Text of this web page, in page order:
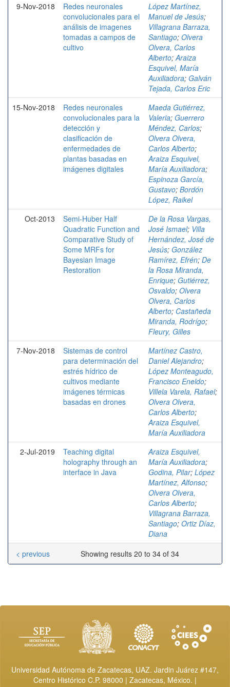
9-Nov-2018
Redes neuronales
convolucionales para el
análisis de imagenes
tomadas a campos de
cultivo
López Martínez,
Manuel de Jesús;
Villagrana Barraza,
Santiago; Olvera
Olvera, Carlos
Alberto; Araiza
Esquivel, María
Auxiliadora; Galván
Tejada, Carlos Eric
15-Nov-2018
Redes neuronales
convolucionales para la
detección y
clasificación de
enfermedades de
plantas basadas en
imágenes digitales
Maeda Gutiérrez,
Valeria; Guerrero
Méndez, Carlos;
Olvera Olvera,
Carlos Alberto;
Araiza Esquivel,
María Auxiliadora;
Espinoza García,
Gustavo; Bordón
López, Raikel
Oct-2013
Semi-Huber Half
Quadratic Function and
Comparative Study of
Some MRFs for
Bayesian Image
Restoration
De la Rosa Vargas,
José Ismael; Villa
Hernández, José de
Jesús; González
Ramírez, Efrén; De
la Rosa Miranda,
Enrique; Gutiérrez,
Osvaldo; Olvera
Olvera, Carlos
Alberto; Castañeda
Miranda, Rodrígo;
Fleury, Gilles
7-Nov-2018
Sistemas de control
para determinación del
estrés hídrico de
cultivos mediante
imágenes térmicas
basadas en drones
Martínez Castro,
Daniel Alejandro;
López Monteagudo,
Francisco Eneldo;
Villela Varela, Rafael;
Olvera Olvera,
Carlos Alberto;
Araiza Esquivel,
María Auxiliadora
2-Jul-2019
Teaching digital
holography through an
interface in Java
Araiza Esquivel,
María Auxiliadora;
Godina, Pilar; López
Martínez, Alfonso;
Olvera Olvera,
Carlos Alberto;
Villagrana Barraza,
Santiago; Ortiz Díaz,
Diana
Showing results 20 to 34 of 34
< previous
Universidad Autónoma de Zacatecas, UAZ. Jardin Juárez #147,
Centro Histórico C.P. 98000 | Zacatecas, México. |